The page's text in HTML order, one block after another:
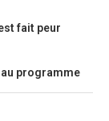
fait peur
programme